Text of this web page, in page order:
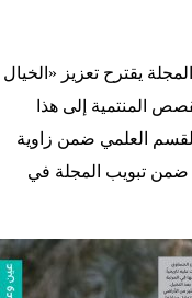
يقترح تعزيز «الخيال
المنتمية إلى هذا
القسم العلمي ضمن زاوية
ضمن تبويب المجلة في